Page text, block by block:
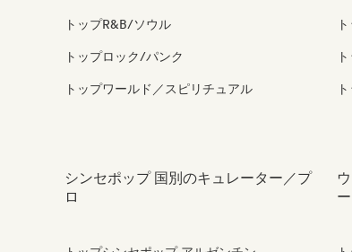
トップR&B/ソウル
トップロック/パンク
トップワールド／スピリチュアル
シンセポップ 国別のキュレーター／プ
ロ